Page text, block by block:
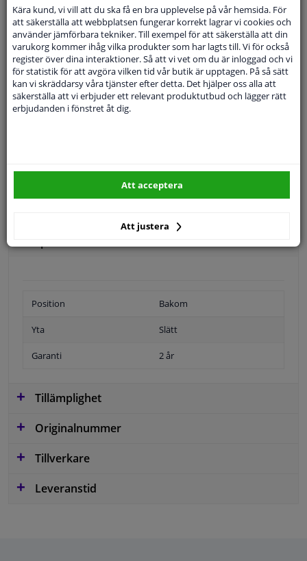
Expert Kundservice
Kundservice: Inte Tillgänglig Via Telefon
Ställ din fråga hos våra produktspecialister.
Frågor Och Svar
SÖK
Position Bakom
Yta Slätt
Garanti 2 år
Tillämplighet
Originalnummer
Tillverkare
Leveranstid
Kära kund, vi vill att du ska få en bra upplevelse på vår hemsida. För
att säkerställa att webbplatsen fungerar korrekt lagrar vi cookies och
använder jämförbara tekniker. Till exempel för att säkerställa att din
varukorg kommer ihåg vilka produkter som har lagts till. Vi för också
register över dina interaktioner. Så att vi vet om du är inloggad och vi
för statistik för att avgöra vilken tid vår butik är upptagen. På så sätt
kan vi skräddarsy våra tjänster efter detta. Det hjälper oss alla att
säkerställa att vi erbjuder ett relevant produktutbud och lägger rätt
erbjudanden i fönstret åt dig.
Att justera
Att acceptera